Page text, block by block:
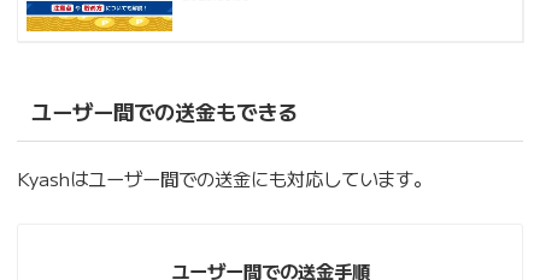
ユーザー間での送金もできる
Kyashはユーザー間での送金にも対応しています。
ユーザー間での送金手順